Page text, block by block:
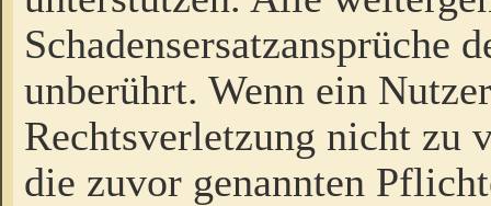
Schadensersatzansprüche
unberührt. Wenn ein
Rechtsverletzung nicht zu
die zuvor genannten